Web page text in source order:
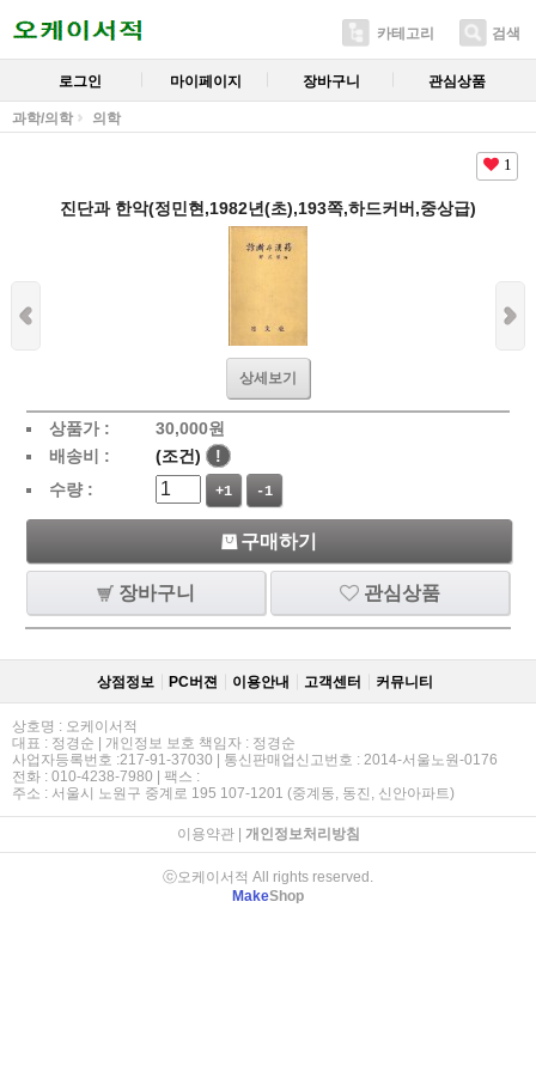
카테고리 검색
로그인 마이페이지 장바구니 관심상품
과학/의학 의학
1
진단과 한악(정민현,1982년(초),193쪽,하드커버,중상급)
상세보기
상품가 : 30,000원
배송비 :
(조건)
!
수량 :
+1 -1
구매하기
장바구니 관심상품
상점정보 PC버젼 이용안내 고객센터 커뮤니티
상호명 : 오케이서적
대표 : 정경순 | 개인정보 보호 책임자 : 정경순
사업자등록번호 :217-91-37030 | 통신판매업신고번호 : 2014-서울노원-0176
전화 : 010-4238-7980 | 팩스 :
주소 : 서울시 노원구 중계로 195 107-1201 (중계동, 동진, 신안아파트)
이용약관| 개인정보처리방침
ⓒ오케이서적 All rights reserved.
MakeShop